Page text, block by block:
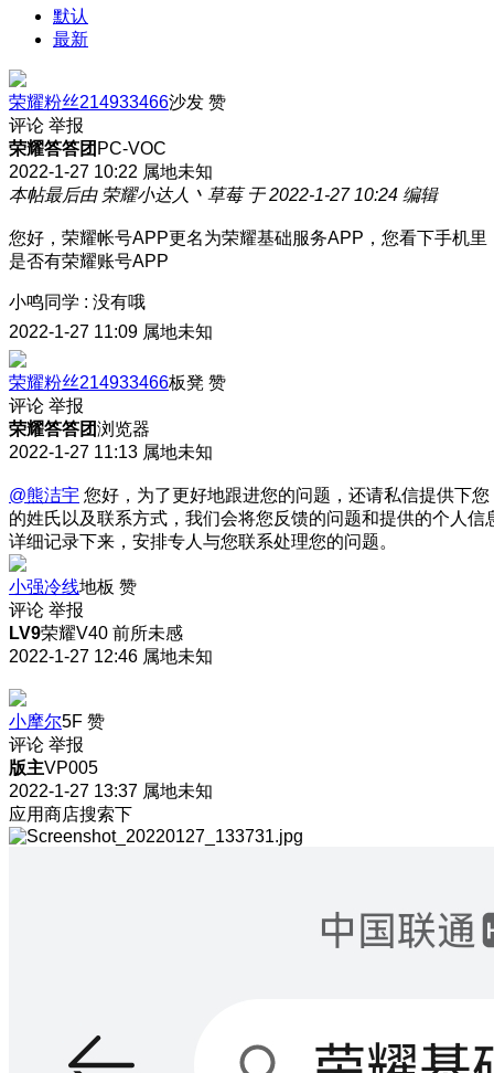
默认
最新
荣耀粉丝214933466沙发 赞
评论 举报
荣耀答答团 PC-VOC
2022-1-27 10:22 属地未知
本帖最后由 荣耀小达人丶草莓 于 2022-1-27 10:24 编辑
您好，荣耀帐号APP更名为荣耀基础服务APP，您看下手机里
是否有荣耀账号APP
小鸣同学 : 没有哦
2022-1-27 11:09 属地未知
荣耀粉丝214933466板凳 赞
评论 举报
荣耀答答团浏览器
2022-1-27 11:13 属地未知
@熊洁宇 您好，为了更好地跟进您的问题，还请私信提供下您
的姓氏以及联系方式，我们会将您反馈的问题和提供的个人信
详细记录下来，安排专人与您联系处理您的问题。
小强冷线地板 赞
评论 举报
LV9荣耀V40 前所未感
2022-1-27 12:46 属地未知
小摩尔5F 赞
评论 举报
版主VP005
2022-1-27 13:37 属地未知
应用商店搜索下